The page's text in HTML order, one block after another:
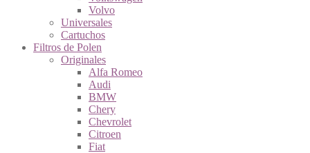
Volvo
Universales
Cartuchos
Filtros de Polen
Originales
Alfa Romeo
Audi
BMW
Chery
Chevrolet
Citroen
Fiat